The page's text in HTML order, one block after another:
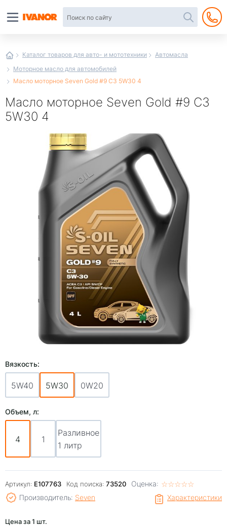
Каталог товаров для авто- и мототехники
Автомасла
Моторное масло для автомобилей
Масло моторное Seven Gold #9 C3 5W30 4
Масло моторное Seven Gold #9 C3
5W30 4
Вязкость:
5W40 5W30 0W20
Объем, л:
4 1
Разливное
1 литр
Артикул: E107763 Код поиска: 73520 Оценка: ☆☆☆☆☆
★★★★★
Характеристики
Производитель: Seven
Цена за 1 шт.
интернет-